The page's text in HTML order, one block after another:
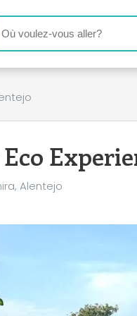
Alentejo